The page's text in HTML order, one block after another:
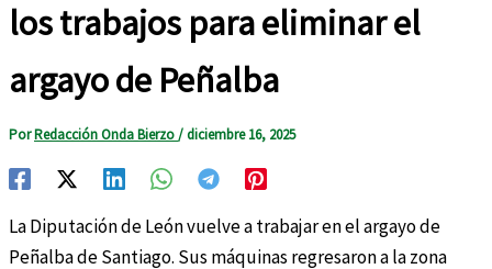
los trabajos para eliminar el
argayo de Peñalba
PorRedacción Onda Bierzo/diciembre 16, 2025
La Diputación de León vuelve a trabajar en el argayo de
Peñalba de Santiago. Sus máquinas regresaron a la zona